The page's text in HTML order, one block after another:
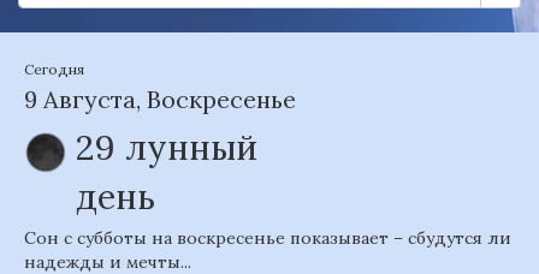
Сегодня
9 Августа, Воскресенье
29 лунный
день
Сон с субботы на воскресенье показывает – сбудутся ли
надежды и мечты...